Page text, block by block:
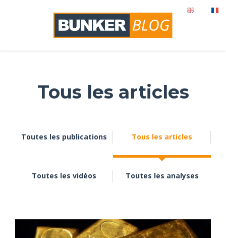
Tous les articles
Toutes les publications Tous les articles
Toutes les vidéos Toutes les analyses